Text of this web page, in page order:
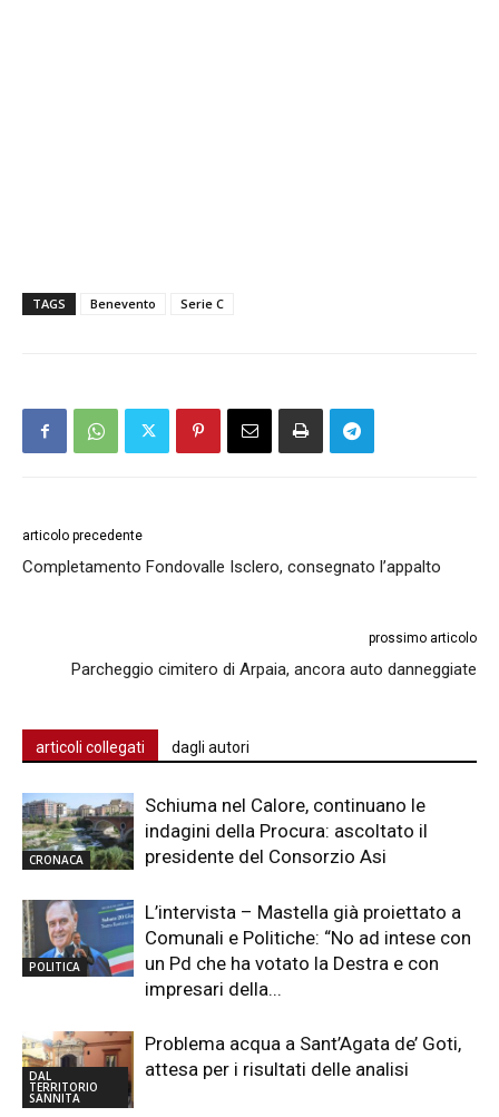
TAGS Benevento Serie C
articolo precedente
Completamento Fondovalle Isclero, consegnato l’appalto
prossimo articolo
Parcheggio cimitero di Arpaia, ancora auto danneggiate
articoli collegati dagli autori
CRONACA
Schiuma nel Calore, continuano le
indagini della Procura: ascoltato il
presidente del Consorzio Asi
POLITICA
L’intervista – Mastella già proiettato a
Comunali e Politiche: “No ad intese con
un Pd che ha votato la Destra e con
impresari della...
DAL
TERRITORIO
SANNITA
Problema acqua a Sant’Agata de’ Goti,
attesa per i risultati delle analisi